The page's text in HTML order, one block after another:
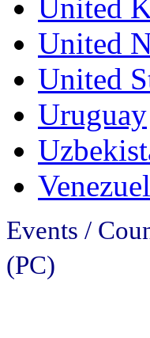
United
United
United
Uruguay
Events /
(PC)